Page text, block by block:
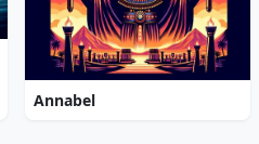
Annabel